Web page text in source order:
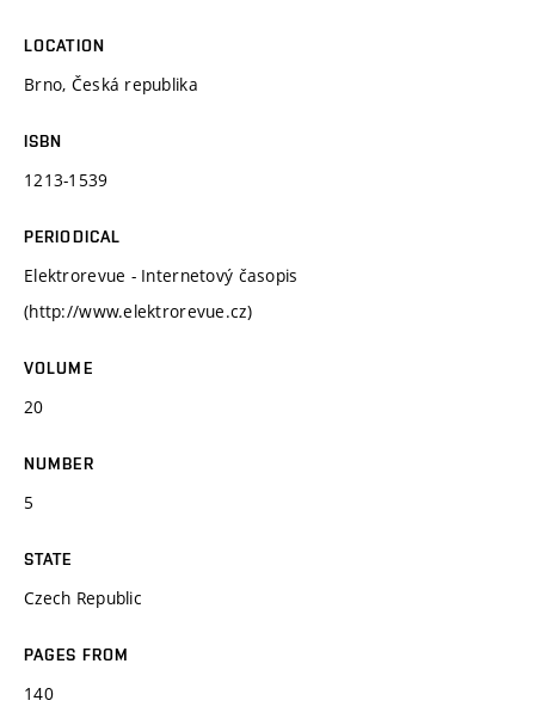
LOCATION
Brno, Česká republika
ISBN
1213-1539
PERIODICAL
Elektrorevue - Internetový časopis
(http://www.elektrorevue.cz)
VOLUME
20
NUMBER
5
STATE
Czech Republic
PAGES FROM
140